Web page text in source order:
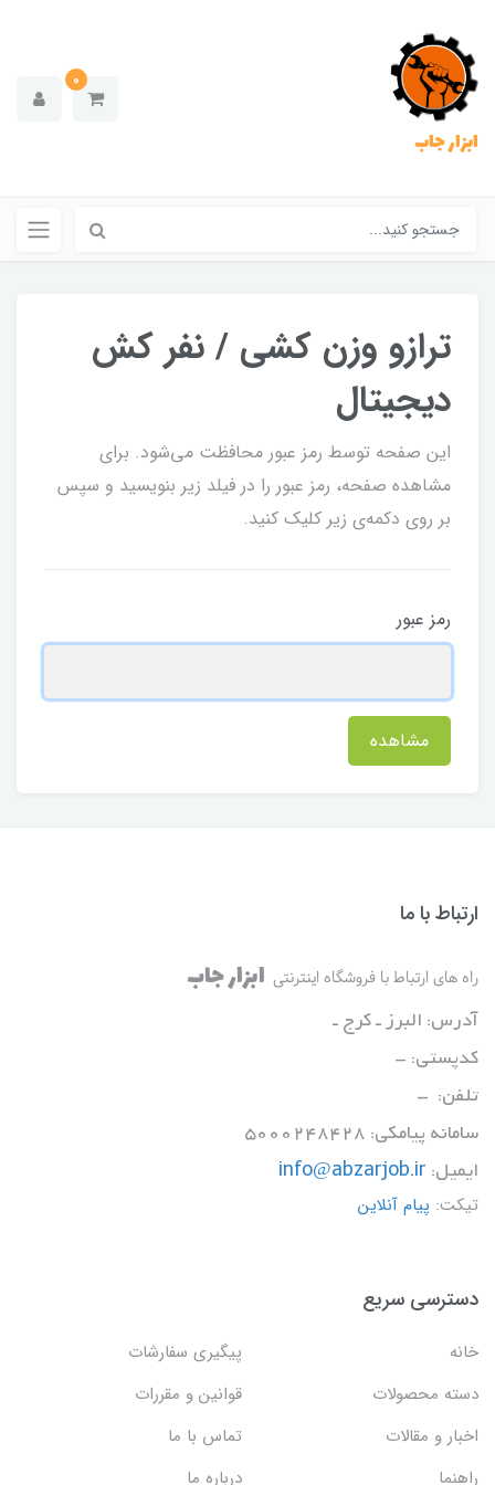
ابزار جاب
0
ترازو وزن کشی / نفر کش
دیجیتال
این صفحه توسط رمز عبور محافظت می‌شود. برای
مشاهده صفحه، رمز عبور را در فیلد زیر بنویسید و سپس
بر روی دکمه‌ی زیر کلیک کنید.
رمز عبور
مشاهده
ارتباط با ما
راه های ارتباط با فروشگاه اینترنتی ابزار جاب
آدرس: البرز ـ کرج ـ
کدپستی: -
تلفن: -
سامانه پیامکی: 5000248428
ایمیل: info@abzarjob.ir
تیکت: پیام آنلاین
دسترسی سریع
خانه
پیگیری سفارشات
دسته محصولات
قوانین و مقررات
اخبار و مقالات
تماس با ما
راهنما
درباره ما